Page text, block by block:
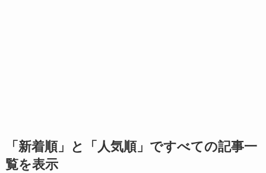
「新着順」と「人気順」ですべての記事一
覧を表示